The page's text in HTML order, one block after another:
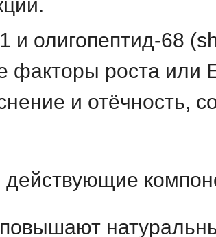
и олигопептид-68
факторы роста или
и отёчность,
повышают